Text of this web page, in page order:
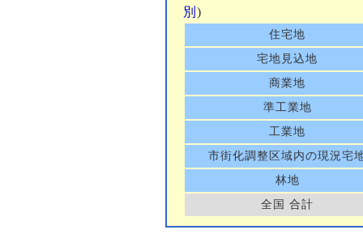
別 )
住宅地
宅地見込地
商業地
準工業地
工業地
市街化調整区域内の現況宅
林地
全国 合計